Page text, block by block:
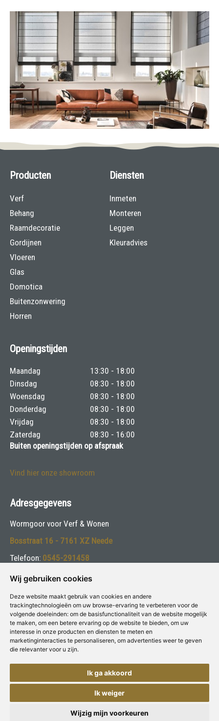
Wij gebruiken cookies
Deze website maakt gebruik van cookies en andere
trackingtechnologieën om uw browse-ervaring te verbeteren voor de
volgende doeleinden: om de basisfunctionaliteit van de website mogelijk
te maken, om een betere ervaring op de website te bieden, om uw
interesse in onze producten en diensten te meten en
marketinginteracties te personaliseren, om advertenties weer te geven
die relevanter voor u zijn.
Ik ga akkoord
Ik weiger
Wijzig mijn voorkeuren
Producten
Verf
Behang
Raamdecoratie
Gordijnen
Vloeren
Glas
Domotica
Buitenzonwering
Horren
Diensten
Inmeten
Monteren
Leggen
Kleuradvies
Openingstijden
Maandag
13:30 - 18:00
Dinsdag
08:30 - 18:00
Woensdag
08:30 - 18:00
Donderdag
08:30 - 18:00
Vrijdag
08:30 - 18:00
Zaterdag
08:30 - 16:00
Buiten openingstijden op afspraak
Vind hier onze showroom
Adresgegevens
Wormgoor voor Verf & Wonen
Bosstraat 16 - 7161 XZ Neede
Telefoon: 0545-291458
E-mail:dinja@wormgoorschilders.nl
Volg ons:
Copyright © Concepts & Companies BV. Alle rechten voorbehouden.